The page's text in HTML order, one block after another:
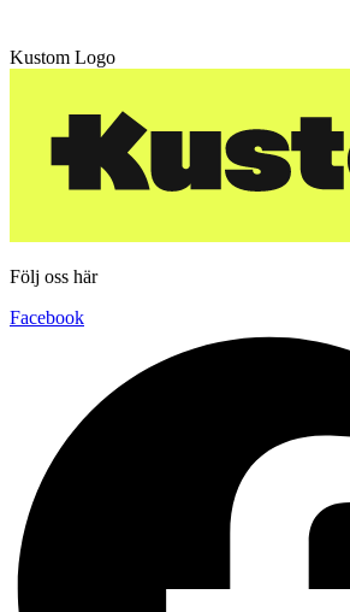
Kustom Logo
Följ oss här
Facebook